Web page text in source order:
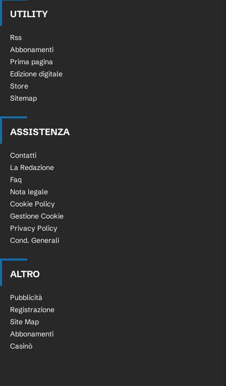
UTILITY
Rss
Abbonamenti
Prima pagina
Edizione digitale
Store
Sitemap
ASSISTENZA
Contatti
La Redazione
Faq
Nota legale
Cookie Policy
Gestione Cookie
Privacy Policy
Cond. Generali
ALTRO
Pubblicità
Registrazione
Site Map
Abbonamenti
Casinò